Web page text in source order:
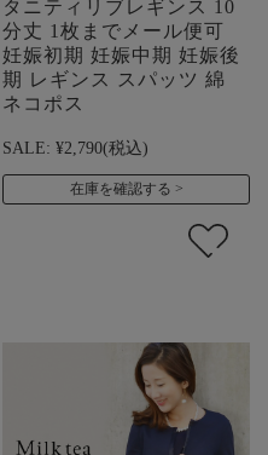
タニティリブレギンス 10
分丈 1枚までメール便可
妊娠初期 妊娠中期 妊娠後
期 レギンス スパッツ 綿
ネコポス
SALE: ¥2,790(税込)
在庫を確認する